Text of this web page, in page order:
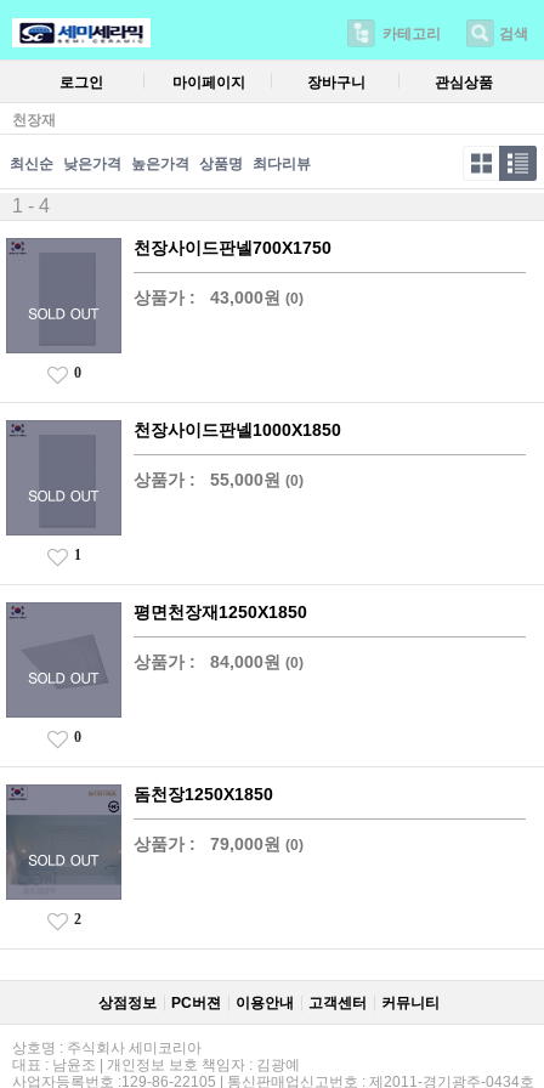
카테고리 검색
로그인 마이페이지 장바구니 관심상품
천장재
최신순 낮은가격 높은가격 상품명 최다리뷰
1 - 4
천장사이드판넬700X1750
상품가 : 43,000원 (0)
0
천장사이드판넬1000X1850
상품가 : 55,000원 (0)
1
평면천장재1250X1850
상품가 : 84,000원 (0)
0
돔천장1250X1850
상품가 : 79,000원 (0)
2
상점정보 PC버젼 이용안내 고객센터 커뮤니티
상호명 : 주식회사 세미코리아
대표 : 남윤조 | 개인정보 보호 책임자 : 김광예
사업자등록번호 :129-86-22105 | 통신판매업신고번호 : 제2011-경기광주-0434호